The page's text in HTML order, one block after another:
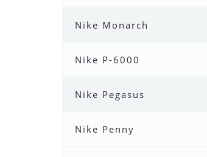
Nike Monarch
Nike P-6000
Nike Pegasus
Nike Penny